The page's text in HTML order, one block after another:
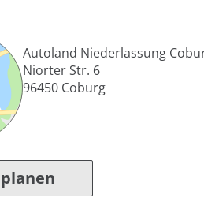
Autoland Niederlassung
Niorter Str. 6
96450 Coburg